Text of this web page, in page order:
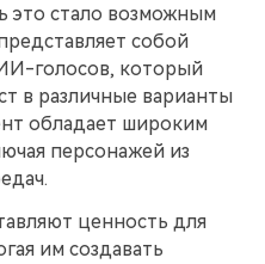
это стало возможным
собой
голосов, который
в различные варианты
обладает широким
персонажей из
ценность для
им создавать